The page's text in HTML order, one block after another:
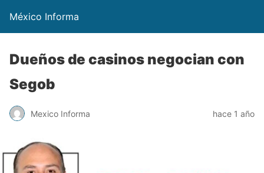
México Informa
Dueños de casinos negocian con
Segob
Mexico Informa hace 1 año